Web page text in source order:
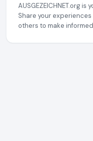
AUSGEZEICHNET.org
Share your
others to make